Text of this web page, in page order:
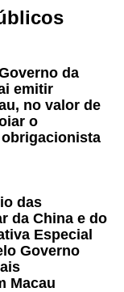
da
emitir
no valor de
o
das
da China e do
Especial
Governo
Macau